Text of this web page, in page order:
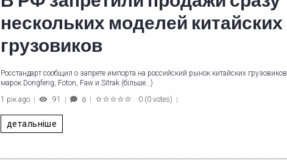
нескольких моделей китайских
грузовиков
Росстандарт сообщил о запрете импорта на российский рынок китайских грузовиков
марок Dongfeng, Foton, Faw и Sitrak (більше…)
1 рік ago
91 0 0 (0 votes)
детальніше